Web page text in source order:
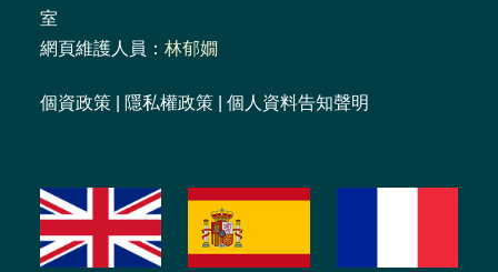
室
網頁維護人員： 林郁嫺
個資政策 隱私權政策 個人資料告知聲明